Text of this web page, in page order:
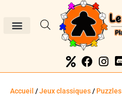
Accueil /Jeux classiques/ Puzzles